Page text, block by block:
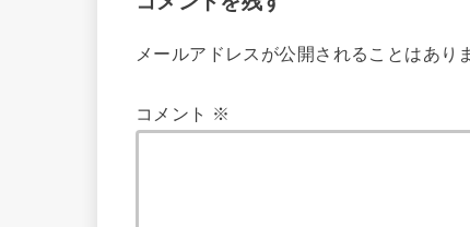
メールアドレスが公開されることはあり
コメント ※